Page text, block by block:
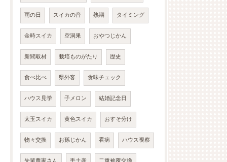
雨の日 スイカの音 熟期 タイミング
金時スイカ 空洞果 おやつじかん
新聞取材 栽培ものがたり 歴史
食べ比べ 県外客 食味チェック
ハウス見学 子メロン 結婚記念日
太玉スイカ 黄色スイカ おすそ分け
物々交換 お孫じかん 看病 ハウス視察